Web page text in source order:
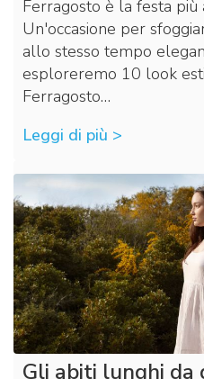
Ferragosto è la festa
Un'occasione per
allo stesso tempo
esploreremo 10 look
Ferragosto…
Leggi di più >
Gli abiti lunghi da